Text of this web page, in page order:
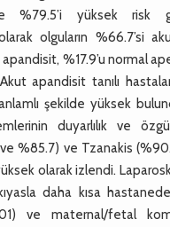
%79.5’i yüksek risk
olguların %66.7’si
%17.9’u normal
apandisit tanılı
şekilde yüksek
duyarlılık ve
ve %85.7) ve Tzanakis
olarak izlendi.
daha kısa
ve maternal/fetal